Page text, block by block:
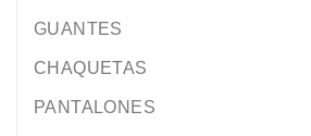
GUANTES
CHAQUETAS
PANTALONES